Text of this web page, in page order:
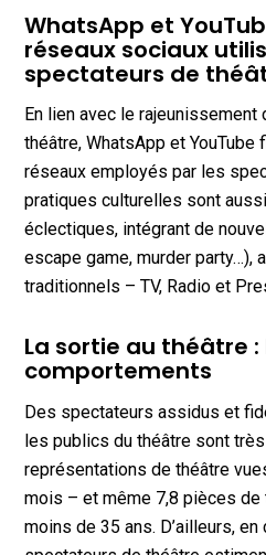
WhatsApp et
réseaux sociaux
spectateurs de
En lien avec le
théâtre, WhatsApp et
réseaux employés par les
pratiques culturelles sont
éclectiques, intégrant de
escape game, murder party…),
traditionnels – TV, Radio et
La sortie au théâtre
comportements
Des spectateurs assidus et
les publics du théâtre sont
représentations de théâtre
mois – et même 7,8 pièces de
moins de 35 ans. D’ailleurs,